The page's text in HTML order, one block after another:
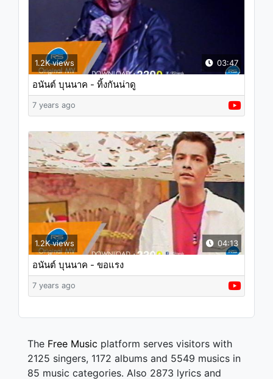
03:47
1.2K views
อนันต์ บุนนาค - ทิ้งกันน่าดู
7 years ago
04:13
1.2K views
อนันต์ บุนนาค - ขอแรง
7 years ago
The Free Music platform serves visitors with
2125 singers, 1172 albums and 5549 musics in
85 music categories. Also 2873 lyrics and